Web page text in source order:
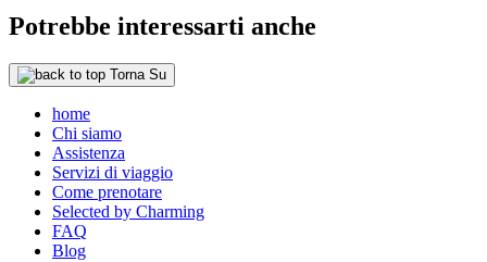
Potrebbe interessarti anche
Torna Su
home
Chi siamo
Assistenza
Servizi di viaggio
Come prenotare
Selected by Charming
FAQ
Blog